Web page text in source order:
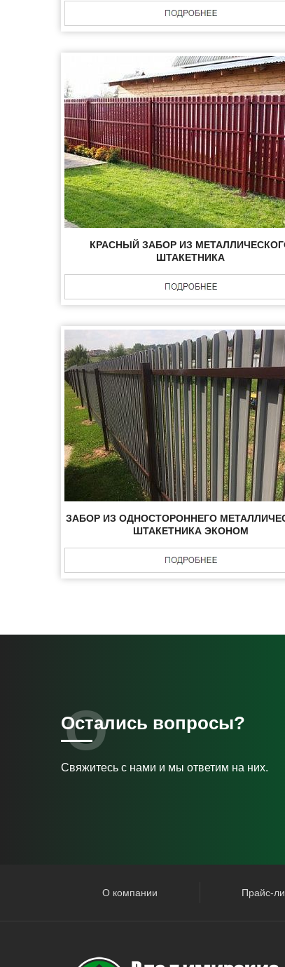
КРАСНЫЙ ЗАБОР ИЗ
ШТАКЕТНИКА
ЗАБОР ИЗ ОДНОСТОРОННЕГО
ШТАКЕТНИКА ЭКОНОМ
Остались вопросы?
Свяжитесь с нами и мы ответим на них.
О компании Прайс-